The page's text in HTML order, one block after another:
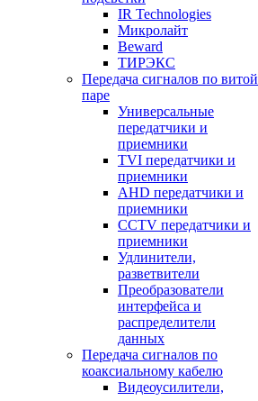
IR Technologies
Микролайт
Beward
ТИРЭКС
Передача сигналов по витой
паре
Универсальные
передатчики и
приемники
TVI передатчики и
приемники
AHD передатчики и
приемники
CCTV передатчики и
приемники
Удлинители,
разветвители
Преобразователи
интерфейса и
распределители
данных
Передача сигналов по
коаксиальному кабелю
Видеоусилители,